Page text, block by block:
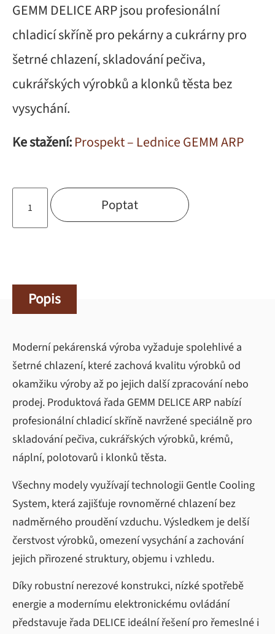
GEMM DELICE ARP jsou profesionální
chladicí skříně pro pekárny a cukrárny pro
šetrné chlazení, skladování pečiva,
cukrářských výrobků a klonků těsta bez
vysychání.
Ke stažení:Prospekt – Lednice GEMM ARP
Poptat
Popis
Moderní pekárenská výroba vyžaduje spolehlivé a
šetrné chlazení, které zachová kvalitu výrobků od
okamžiku výroby až po jejich další zpracování nebo
prodej. Produktová řada GEMM DELICE ARP nabízí
profesionální chladicí skříně navržené speciálně pro
skladování pečiva, cukrářských výrobků, krémů,
náplní, polotovarů i klonků těsta.
Všechny modely využívají technologii Gentle Cooling
System, která zajišťuje rovnoměrné chlazení bez
nadměrného proudění vzduchu. Výsledkem je delší
čerstvost výrobků, omezení vysychání a zachování
jejich přirozené struktury, objemu i vzhledu.
Díky robustní nerezové konstrukci, nízké spotřebě
energie a modernímu elektronickému ovládání
představuje řada DELICE ideální řešení pro řemeslné i